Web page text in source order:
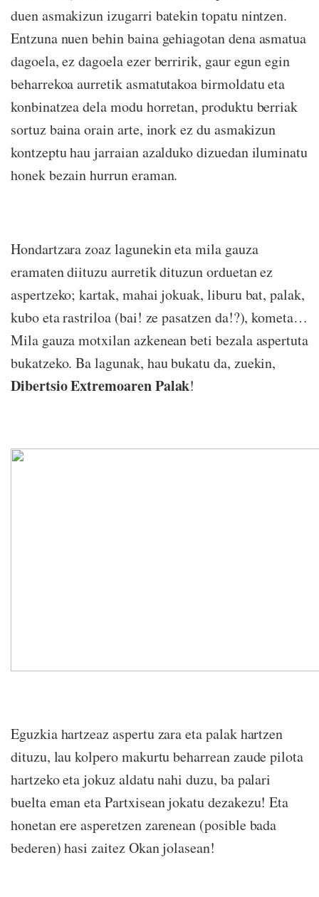
duen asmakizun izugarri batekin topatu nintzen.
Entzuna nuen behin baina gehiagotan dena asmatua
dagoela, ez dagoela ezer berririk, gaur egun egin
beharrekoa aurretik asmatutakoa birmoldatu eta
konbinatzea dela modu horretan, produktu berriak
sortuz baina orain arte, inork ez du asmakizun
kontzeptu hau jarraian azalduko dizuedan iluminatu
honek bezain hurrun eraman.
Hondartzara zoaz lagunekin eta mila gauza
eramaten diituzu aurretik dituzun orduetan ez
aspertzeko; kartak, mahai jokuak, liburu bat, palak,
kubo eta rastriloa (bai! ze pasatzen da!?), kometa…
Mila gauza motxilan azkenean beti bezala aspertuta
bukatzeko. Ba lagunak, hau bukatu da, zuekin,
Dibertsio Extremoaren Palak!
Eguzkia hartzeaz aspertu zara eta palak hartzen
dituzu, lau kolpero makurtu beharrean zaude pilota
hartzeko eta jokuz aldatu nahi duzu, ba palari
buelta eman eta Partxisean jokatu dezakezu! Eta
honetan ere asperetzen zarenean (posible bada
bederen) hasi zaitez Okan jolasean!